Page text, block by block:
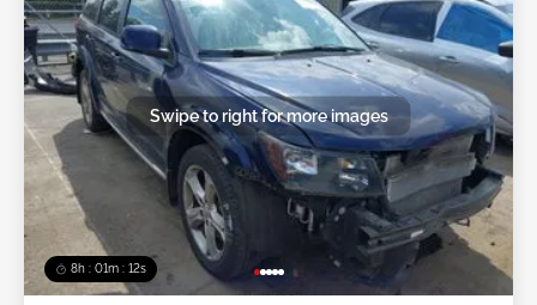
8h : 01m : 09s
Swipe to right for more images